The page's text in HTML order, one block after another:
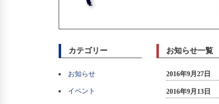
カテゴリー
お知らせ
イベント
お知らせ一覧
2016年9月27日
2016年9月13日